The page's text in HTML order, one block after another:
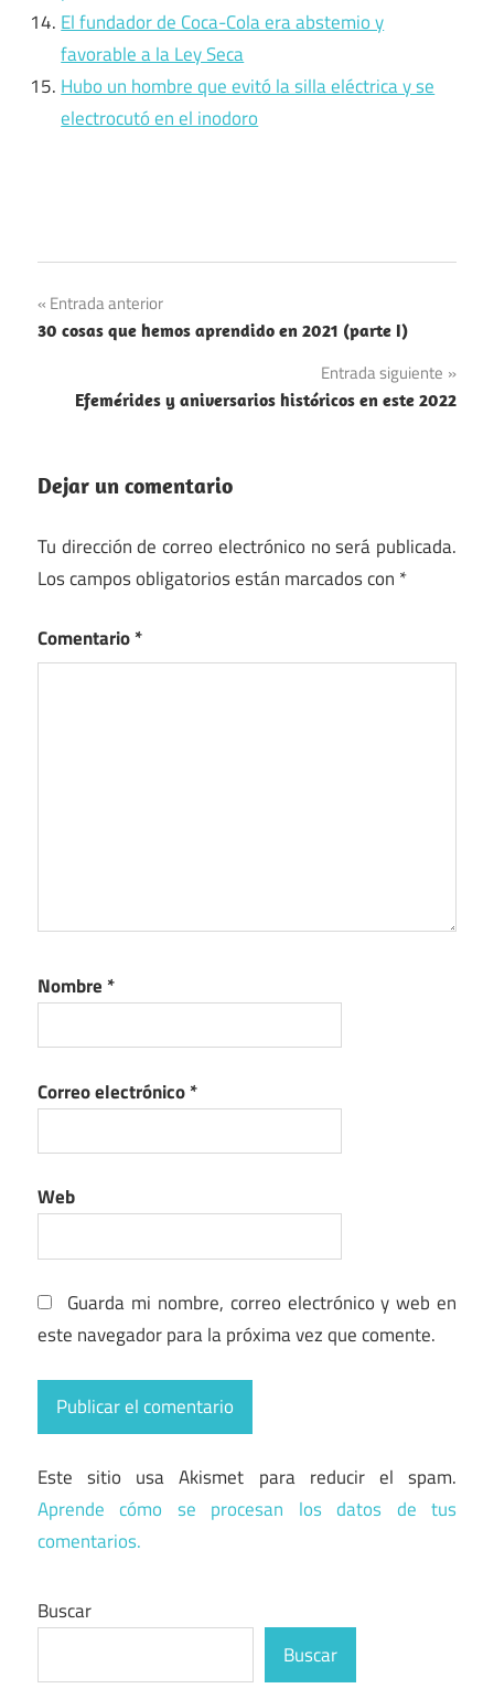
El fundador de Coca-Cola era abstemio y
favorable a la Ley Seca
Hubo un hombre que evitó la silla eléctrica y se
electrocutó en el inodoro
Recopilación
Navegación
de
entradas
Entrada anterior
30 cosas que hemos aprendido en 2021 (parte I)
Entrada siguiente
Efemérides y aniversarios históricos en este 2022
Dejar un comentario
Tu dirección de correo electrónico no será publicada.
Los campos obligatorios están marcados con *
Comentario*
Nombre *
Correo electrónico*
Web
Guarda mi nombre, correo electrónico y web en
este navegador para la próxima vez que comente.
Este sitio usa Akismet para reducir el spam.
Aprende cómo se procesan los datos de tus
comentarios.
Buscar
Buscar